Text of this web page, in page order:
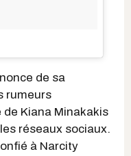
de sa
rumeurs
Kiana Minakakis
réseaux sociaux.
à Narcity